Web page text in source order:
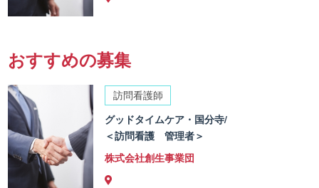
おすすめの募集
訪問看護師
グッドタイムケア・国分寺/
＜訪問看護 管理者＞
株式会社創生事業団